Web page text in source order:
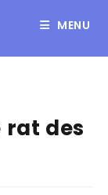
MENU
rat des